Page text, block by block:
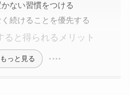
ない習慣をつける
続けることを優先する
ると得られるメリット
もっと見る